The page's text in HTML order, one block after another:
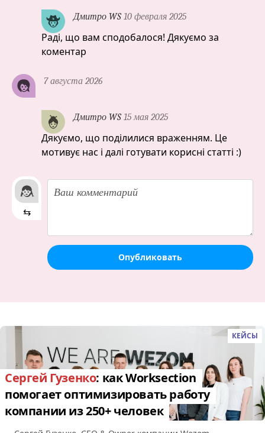
Дмитро WS10 февраля 2025
Раді, що вам сподобалося! Дякуємо за
коментар
7 августа 2026
Дмитро WS15 мая 2025
Дякуємо, що поділилися враженням. Це
мотивує нас і далі готувати корисні статті :)
⇆
Опубликовать
КЕЙСЫ
Сергей Гузенко: как Worksection
помогает оптимизировать работу
компании из 250+ человек